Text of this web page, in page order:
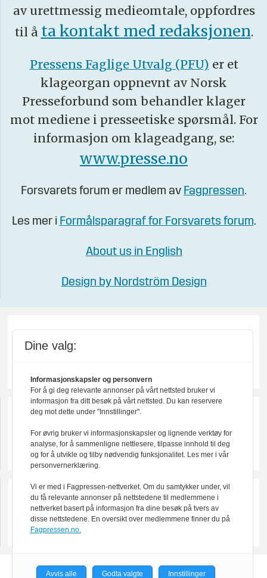
av urettmessig medieomtale, oppfordres
til å ta kontakt med redaksjonen.
Pressens Faglige Utvalg (PFU) er et
klageorgan oppnevnt av Norsk
Presseforbund som behandler klager
mot mediene i presseetiske spørsmål. For
informasjon om klageadgang, se:
www.presse.no
Forsvarets forum er medlem av Fagpressen.
Les mer i Formålsparagraf for Forsvarets forum.
About us in English
Design by Nordström Design
Dine valg:
Informasjonskapsler og personvern
For å gi deg relevante annonser på vårt nettsted bruker vi
informasjon fra ditt besøk på vårt nettsted. Du kan reservere
deg mot dette under "Innstillinger".
For øvrig bruker vi informasjonskapsler og lignende verktøy for
analyse, for å sammenligne nettlesere, tilpasse innhold til deg
og for å utvikle og tilby nødvendig funksjonalitet. Les mer i vår
personvernerklæring.
Vi er med i Fagpressen-nettverket. Om du samtykker under, vil
du få relevante annonser på nettstedene til medlemmene i
nettverket basert på informasjon fra dine besøk på tvers av
disse nettstedene. En oversikt over medlemmene finner du på
Fagpressen.no.
Avvis alle Godta valgte Innstillinger